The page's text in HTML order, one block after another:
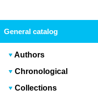
General catalog
Authors
Chronological
Collections